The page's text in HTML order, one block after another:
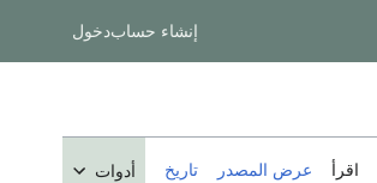
إنشاء حسابدخول
اقرأ عرض المصدر تاريخ أدوات